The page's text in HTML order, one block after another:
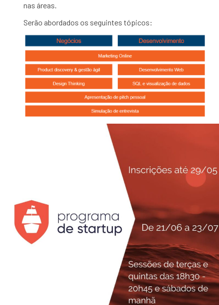
nas áreas.
Serão abordados os seguintes tópicos: